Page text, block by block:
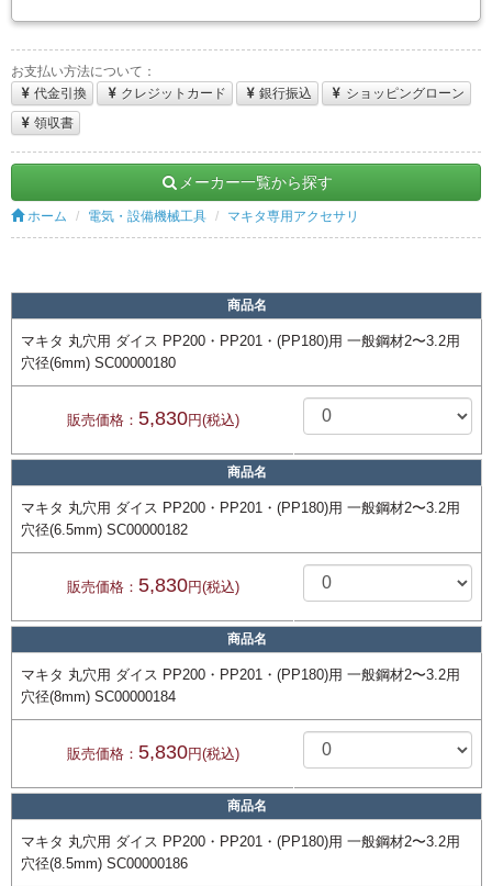
お支払い方法について：
代金引換
クレジットカード 銀行振込
ショッピングローン
領収書
メーカー一覧から探す
ホーム 電気・設備機械工具 マキタ専用アクセサリ
商品名
マキタ 丸穴用 ダイス PP200・PP201・(PP180)用 一般鋼材2〜3.2用
穴径(6mm) SC00000180
販売価格： 5,830円(税込)
商品名
マキタ 丸穴用 ダイス PP200・PP201・(PP180)用 一般鋼材2〜3.2用
穴径(6.5mm) SC00000182
販売価格： 5,830円(税込)
商品名
マキタ 丸穴用 ダイス PP200・PP201・(PP180)用 一般鋼材2〜3.2用
穴径(8mm) SC00000184
販売価格： 5,830円(税込)
商品名
マキタ 丸穴用 ダイス PP200・PP201・(PP180)用 一般鋼材2〜3.2用
穴径(8.5mm) SC00000186